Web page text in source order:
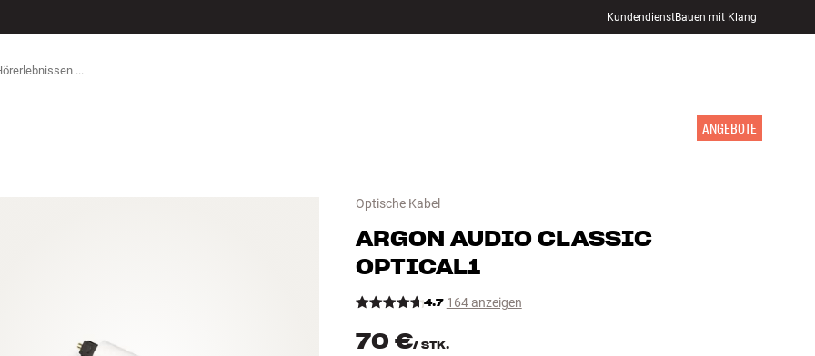
KundendienstBauen mit Klang
ANGEBOTE
Optische Kabel
ARGON AUDIO CLASSIC
OPTICAL1
4.7 164 anzeigen
70 €/ STK.